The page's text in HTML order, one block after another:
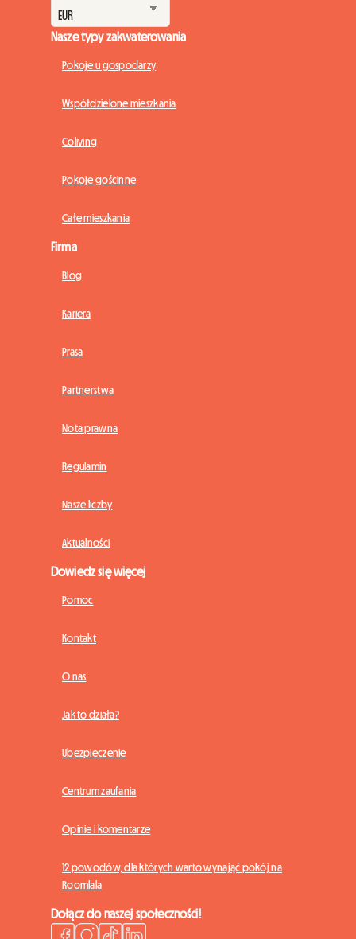
Nasze typy zakwaterowania
Pokoje u gospodarzy
Współdzielone mieszkania
Coliving
Pokoje gościnne
Całe mieszkania
Firma
Blog
Kariera
Prasa
Partnerstwa
Nota prawna
Regulamin
Nasze liczby
Aktualności
Dowiedz się więcej
Pomoc
Kontakt
O nas
Jak to działa?
Ubezpieczenie
Centrum zaufania
Opinie i komentarze
12 powodów, dla których warto wynająć pokój na
Roomlala
Dołącz do naszej społeczności!